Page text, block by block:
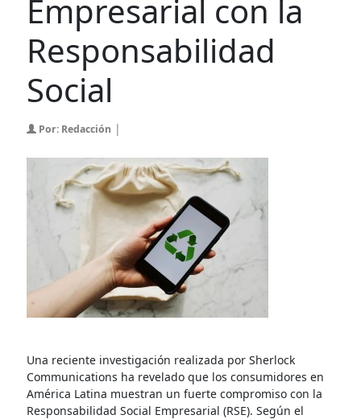
Empresarial con la
Responsabilidad
Social
Por: Redacción |
Una reciente investigación realizada por Sherlock
Communications ha revelado que los consumidores en
América Latina muestran un fuerte compromiso con la
Responsabilidad Social Empresarial (RSE). Según el